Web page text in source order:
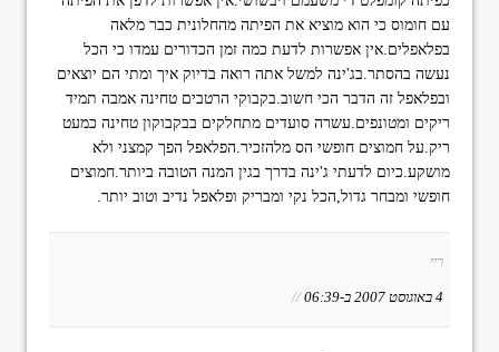
עם חומוס כי הוא מוציא את הפיתה מהחלונית כבר מלאה
בפלאפלים.אין אפשרות לדעת כמה זמן הכדורים עמדו כי הכל
נעשה בהסתר.בג'ינה למשל אתה רואה בדיוק איך ומתי הם יוצאים
ובפלאפל זה הדבר הכי חשוב.בקבוקי הרטבים טחינה אמבה תמיד
ריקים ומטונפים.עשרה סועדים מתחלקים בבקבוקון טחינה כמעט
ריק.על חמוצים חופשי הס מלהזכיר.הפלאפל הפך קמצני ולא
מושקע.כיום לדעתי ג'ינה בדרך בגין המנה הטובה ביותר.חמוצים
חופשי ומבחר גדול,הכל נקי ומבריק ופלאפל נדיב וטוב יותר.
ריי
4 באוגוסט 2007 ב-06:39 //